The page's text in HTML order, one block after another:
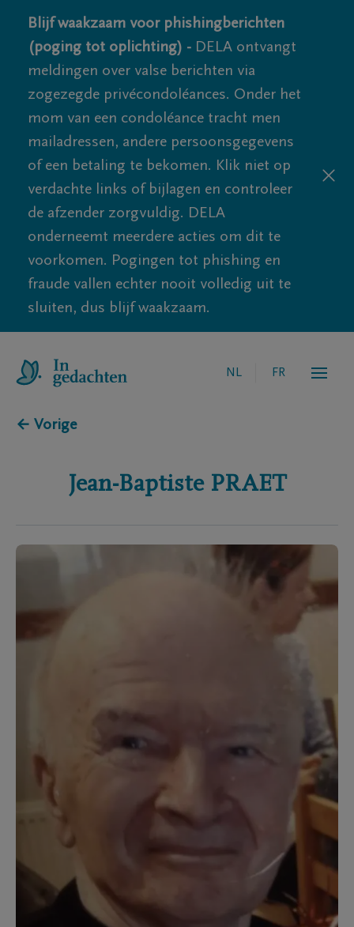
Blijf waakzaam voor phishingberichten
(poging tot oplichting) - DELA ontvangt
meldingen over valse berichten via
zogezegde privécondoléances. Onder het
mom van een condoléance tracht men
mailadressen, andere persoonsgegevens
of een betaling te bekomen. Klik niet op
verdachte links of bijlagen en controleer
de afzender zorgvuldig. DELA
onderneemt meerdere acties om dit te
voorkomen. Pogingen tot phishing en
fraude vallen echter nooit volledig uit te
sluiten, dus blijf waakzaam.
NL FR
← Vorige
Jean-Baptiste PRAET